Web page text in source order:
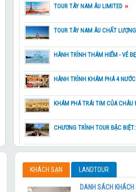
Chương trình tham khảo
Chương trình tham khảo
Chương trình tham khảo
Chương trình tham khảo
Chương trình tham khảo
37,990,000 đ
TOUR TÂY NAM ÂU LIMITED
TOUR TÂY NAM ÂU CHẤT LƯỢNG
HÀNH TRÌNH THÁM HIỂM - VẺ
HÀNH TRÌNH KHÁM PHÁ 4
KHÁM PHÁ TRÁI TIM CỦA CHÂU
CHƯƠNG TRÌNH TOUR ĐẶC
GIỚI SÔNG AMAZON
CHẠM TỚI BẮC CỰC
HÀ NỘI - HONG KONG - HÀ NỘI
KHÁCH SẠN LANDTOUR
DANH SÁCH